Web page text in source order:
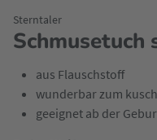
Schmusetuch
Sterntaler
aus Flauschstoff
wunderbar zum
geeignet ab der